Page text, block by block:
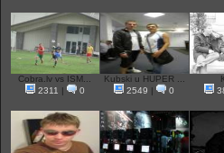
Cobra.lv vs ISM...
2311
0
Kubski u HUPER ...
2549
0